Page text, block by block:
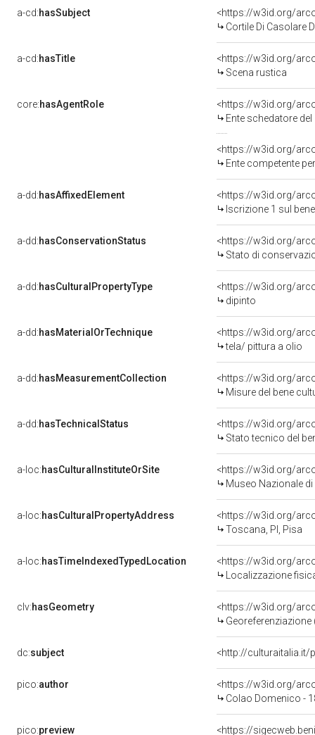
a-cd:hasSubject
<https://w3id.org/
Cortile Di Casolare
a-cd:hasTitle
<https://w3id.org/
Scena rustica
core:hasAgentRole
<https://w3id.org/
Ente schedatore del
<https://w3id.org/
Ente competente
a-dd:hasAffixedElement
<https://w3id.org/
Iscrizione 1 sul
a-dd:hasConservationStatus
<https://w3id.org/
Stato di
a-dd:hasCulturalPropertyType
<https://w3id.org/
dipinto
a-dd:hasMaterialOrTechnique
<https://w3id.org/
tela/ pittura a olio
a-dd:hasMeasurementCollection
<https://w3id.org/
Misure del bene
a-dd:hasTechnicalStatus
<https://w3id.org/
Stato tecnico del
a-loc:hasCulturalInstituteOrSite
<https://w3id.org/
Museo Nazionale
a-loc:hasCulturalPropertyAddress
<https://w3id.org/
Toscana, PI, Pisa
a-loc:hasTimeIndexedTypedLocation
<https://w3id.org/
Localizzazione
clv:hasGeometry
<https://w3id.org/
dc:subject <http://culturaitalia.it/
pico:author
<https://w3id.org/
Colao Domenico -
pico:preview <https://